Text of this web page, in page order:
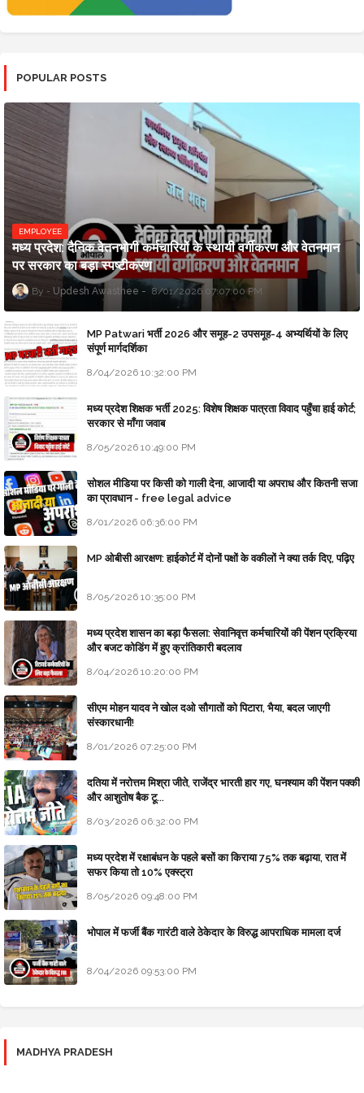
POPULAR POSTS
EMPLOYEE
मध्य प्रदेश: दैनिक वेतनभोगी कर्मचारियों के स्थायी वर्गीकरण और वेतनमान
पर सरकार का बड़ा स्पष्टीकरण
Updesh Awasthee 8/01/2026 07:07:00 PM
MP Patwari भर्ती 2026 और समूह-2 उपसमूह-4 अभ्यर्थियों के लिए
संपूर्ण मार्गदर्शिका
8/04/2026 10:32:00 PM
मध्य प्रदेश शिक्षक भर्ती 2025: विशेष शिक्षक पात्रता विवाद पहुँचा हाई कोर्ट;
सरकार से माँगा जवाब
8/05/2026 10:49:00 PM
सोशल मीडिया पर किसी को गाली देना, आजादी या अपराध और कितनी सजा
का प्रावधान - free legal advice
8/01/2026 06:36:00 PM
MP ओबीसी आरक्षण: हाईकोर्ट में दोनों पक्षों के वकीलों ने क्या तर्क दिए, पढ़िए
8/05/2026 10:35:00 PM
मध्य प्रदेश शासन का बड़ा फैसला: सेवानिवृत्त कर्मचारियों की पेंशन प्रक्रिया
और बजट कोडिंग में हुए क्रांतिकारी बदलाव
8/04/2026 10:20:00 PM
सीएम मोहन यादव ने खोल दओ सौगातों को पिटारा, भैया, बदल जाएगी
संस्कारधानी!
8/01/2026 07:25:00 PM
दतिया में नरोत्तम मिश्रा जीते, राजेंद्र भारती हार गए, घनश्याम की पेंशन पक्की
और आशुतोष बैक टू...
8/03/2026 06:32:00 PM
मध्य प्रदेश में रक्षाबंधन के पहले बसों का किराया 75% तक बढ़ाया, रात में
सफर किया तो 10% एक्स्ट्रा
8/05/2026 09:48:00 PM
भोपाल में फर्जी बैंक गारंटी वाले ठेकेदार के विरुद्ध आपराधिक मामला दर्ज
8/04/2026 09:53:00 PM
MADHYA PRADESH